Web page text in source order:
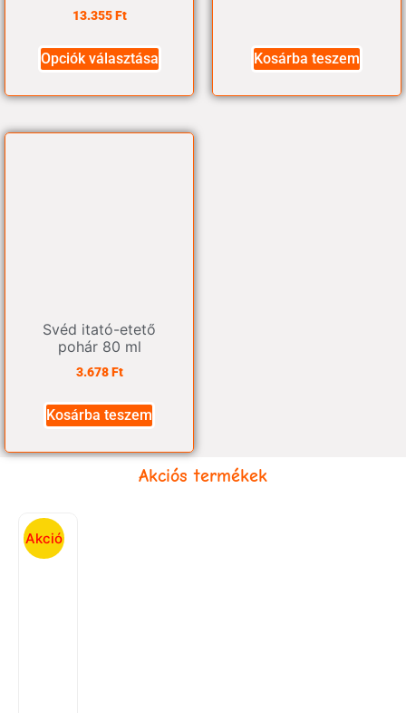
13.355Ft
Opciók választása Kosárba teszem
Svéd itató-etető
pohár 80 ml
3.678Ft
Kosárba teszem
Akciós termékek
Akció